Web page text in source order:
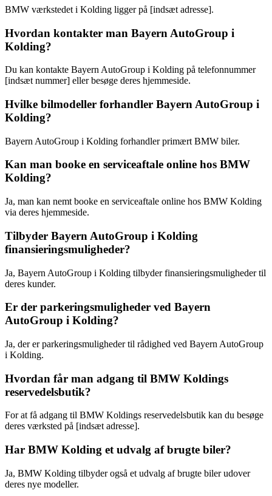
BMW værkstedet i Kolding ligger på [indsæt adresse].
Hvordan kontakter man Bayern AutoGroup i
Kolding?
Du kan kontakte Bayern AutoGroup i Kolding på telefonnummer
[indsæt nummer] eller besøge deres hjemmeside.
Hvilke bilmodeller forhandler Bayern AutoGroup i
Kolding?
Bayern AutoGroup i Kolding forhandler primært BMW biler.
Kan man booke en serviceaftale online hos BMW
Kolding?
Ja, man kan nemt booke en serviceaftale online hos BMW Kolding
via deres hjemmeside.
Tilbyder Bayern AutoGroup i Kolding
finansieringsmuligheder?
Ja, Bayern AutoGroup i Kolding tilbyder finansieringsmuligheder til
deres kunder.
Er der parkeringsmuligheder ved Bayern
AutoGroup i Kolding?
Ja, der er parkeringsmuligheder til rådighed ved Bayern AutoGroup
i Kolding.
Hvordan får man adgang til BMW Koldings
reservedelsbutik?
For at få adgang til BMW Koldings reservedelsbutik kan du besøge
deres værksted på [indsæt adresse].
Har BMW Kolding et udvalg af brugte biler?
Ja, BMW Kolding tilbyder også et udvalg af brugte biler udover
deres nye modeller.